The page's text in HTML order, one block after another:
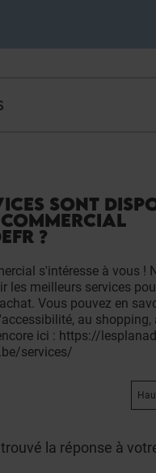
SONT
?
s'intéresse à vous !
les meilleurs services
Vous pouvez en
au shopping,
ici : https://
services/
trouvé la réponse à